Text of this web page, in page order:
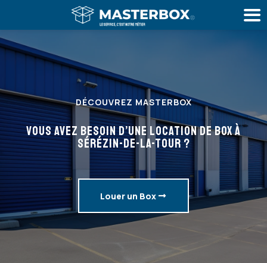
DÉCOUVREZ MASTERBOX
VOUS AVEZ BESOIN D’UNE LOCATION DE BOX À
SÉRÉZIN-DE-LA-TOUR ?
Louer un Box